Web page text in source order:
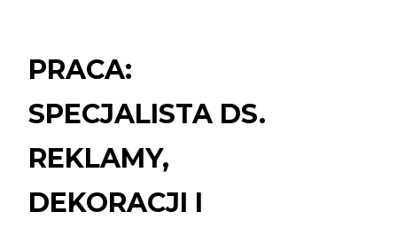
DEKORACJI
I
PRACA:
SPECJALISTA DS.
REKLAMY,
DEKORACJI I